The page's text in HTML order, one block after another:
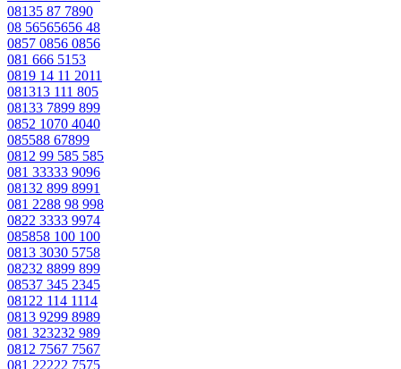
08135 87 7890
08 56565656 48
0857 0856 0856
081 666 5153
0819 14 11 2011
081313 111 805
08133 7899 899
0852 1070 4040
085588 67899
0812 99 585 585
081 33333 9096
08132 899 8991
081 2288 98 998
0822 3333 9974
085858 100 100
0813 3030 5758
08232 8899 899
08537 345 2345
08122 114 1114
0813 9299 8989
081 323232 989
0812 7567 7567
081 22222 7575